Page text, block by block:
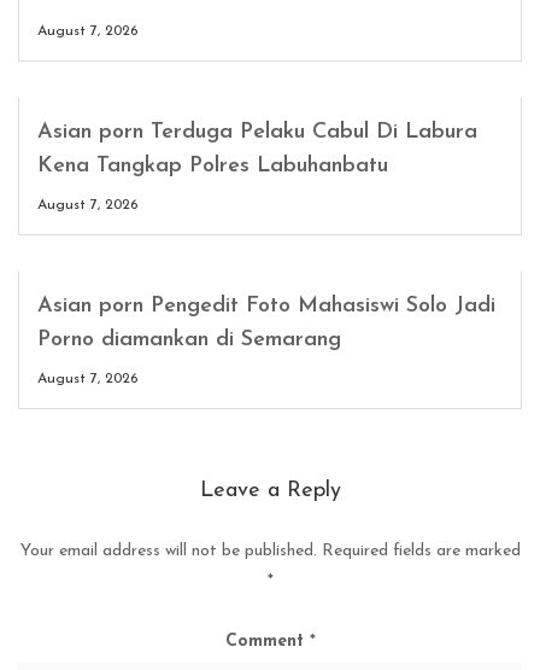
August 7, 2026
Asian porn Terduga Pelaku Cabul Di Labura
Kena Tangkap Polres Labuhanbatu
August 7, 2026
Asian porn Pengedit Foto Mahasiswi Solo Jadi
Porno diamankan di Semarang
August 7, 2026
Leave a Reply
Your email address will not be published. Required fields are marked
*
Comment *